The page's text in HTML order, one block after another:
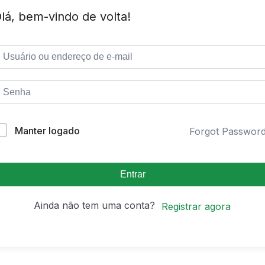
bem-vindo de volta!
Manter logado Forgot
Entrar
Ainda não tem uma conta? Registrar agora